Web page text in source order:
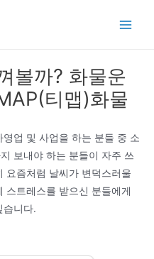
볼까? 화물운
티맵)화물
업 및 사업을 하는 분들 중 소
보내야 하는 분들이 자주 쓰
요즘처럼 날씨가 변덕스러울
스트레스를 받으신 분들에게
습니다.